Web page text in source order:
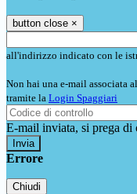
button close ×
all'indirizzo indicato con le
Non hai una e-mail associata
tramite la Login Spaggiari
E-mail inviata, si prega di
Errore
Chiudi